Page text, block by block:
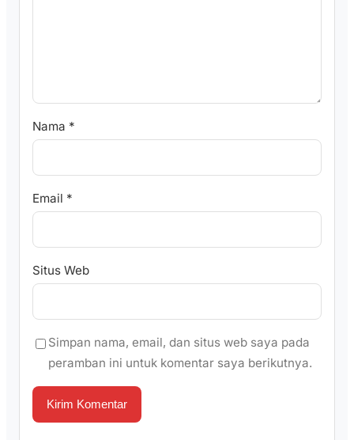
Nama *
Email *
Situs Web
Simpan nama, email, dan situs web saya pada
peramban ini untuk komentar saya berikutnya.